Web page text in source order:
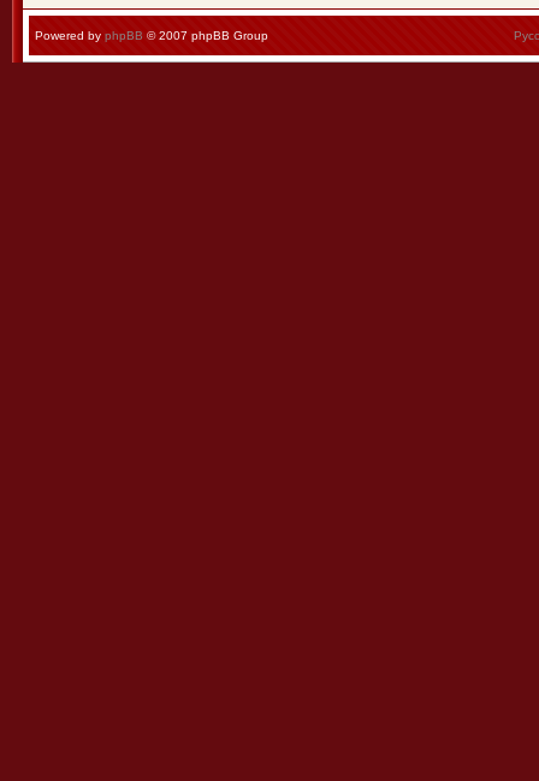
Powered by phpBB © 2007 phpBB Group